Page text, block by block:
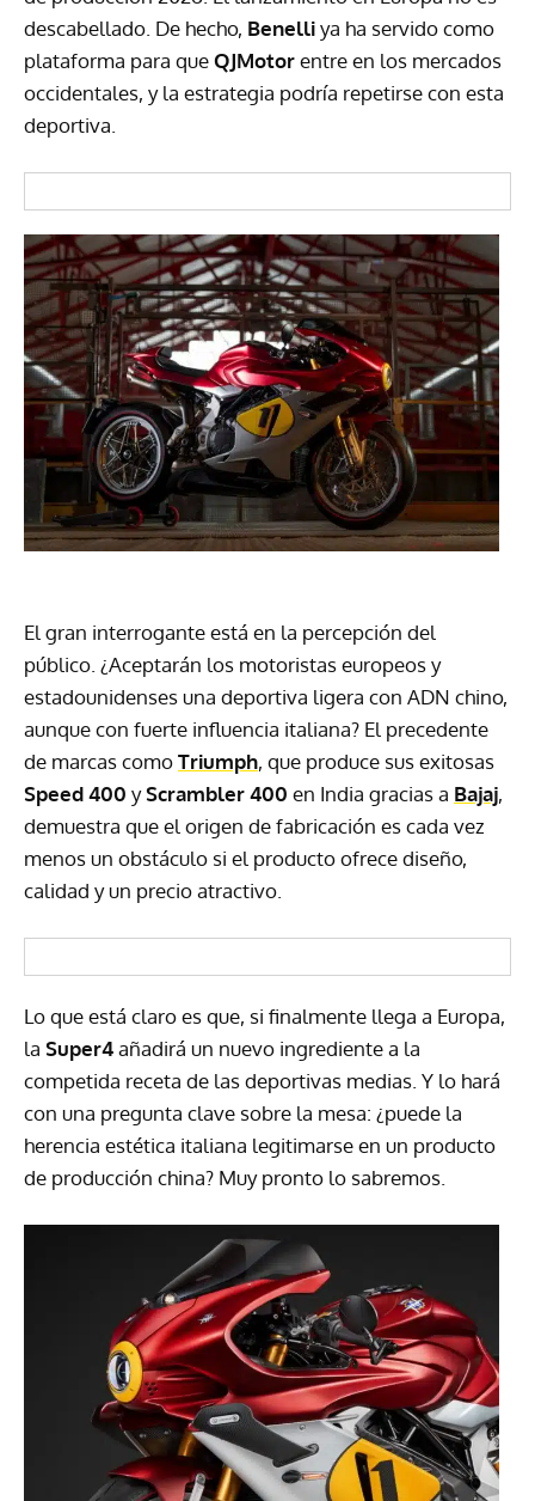
descabellado. De hecho, Benelliya ha servido como
plataforma para queQJMotorentre en los mercados
occidentales, y la estrategia podría repetirse con esta
deportiva.
El gran interrogante está en la percepción del
público. ¿Aceptarán los motoristas europeos y
estadounidenses una deportiva ligera con ADN chino,
aunque con fuerte influencia italiana? El precedente
de marcas comoTriumph, que produce sus exitosas
Speed 400 yScrambler 400 en India gracias a Bajaj,
demuestra que el origen de fabricación es cada vez
menos un obstáculo si el producto ofrece diseño,
calidad y un precio atractivo.
Lo que está claro es que, si finalmente llega a Europa,
la Super4añadirá un nuevo ingrediente a la
competida receta de las deportivas medias. Y lo hará
con una pregunta clave sobre la mesa: ¿puede la
herencia estética italiana legitimarse en un producto
de producción china? Muy pronto lo sabremos.